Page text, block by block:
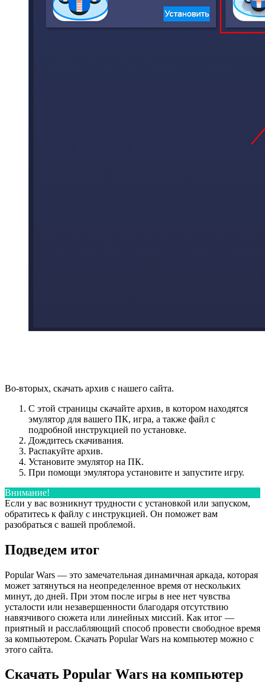
Во-вторых, скачать архив с нашего сайта.
С этой страницы скачайте архив, в котором находятся
эмулятор для вашего ПК, игра, а также файл с
подробной инструкцией по установке.
Дождитесь скачивания.
Распакуйте архив.
Установите эмулятор на ПК.
При помощи эмулятора установите и запустите игру.
Внимание!
Если у вас возникнут трудности с установкой или запуском,
обратитесь к файлу с инструкцией. Он поможет вам
разобраться с вашей проблемой.
Подведем итог
Popular Wars — это замечательная динамичная аркада, которая
может затянуться на неопределенное время от нескольких
минут, до дней. При этом после игры в нее нет чувства
усталости или незавершенности благодаря отсутствию
навязчивого сюжета или линейных миссий. Как итог —
приятный и расслабляющий способ провести свободное время
за компьютером. Скачать Popular Wars на компьютер можно с
этого сайта.
Скачать Popular Wars на компьютер